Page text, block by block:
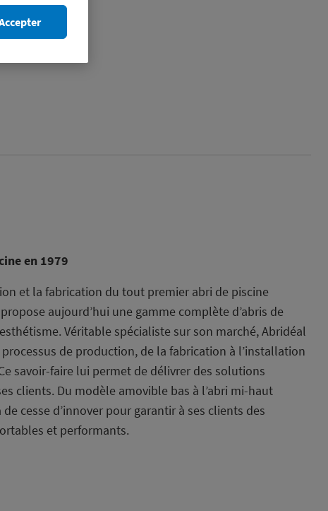
en 1979
et la fabrication du tout premier abri de piscine
aujourd’hui une gamme complète d’abris de
Véritable spécialiste sur son marché, Abridéal
de production, de la fabrication à l’installation
savoir-faire lui permet de délivrer des solutions
clients. Du modèle amovible bas à l’abri mi-haut
cesse d’innover pour garantir à ses clients des
et performants.